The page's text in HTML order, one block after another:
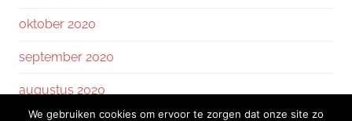
oktober 2020
september 2020
augustus 2020
We gebruiken cookies om ervoor te zorgen dat onze site zo